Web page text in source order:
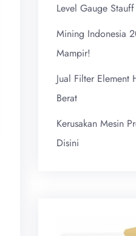
Level Gauge
Mining Indonesia
Mampir!
Jual Filter Element
Berat
Kerusakan Mesin
Disini